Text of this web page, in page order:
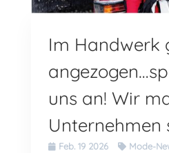
Im Handwerk
uns an! Wir
Unternehmen
Feb. 19 2026 Mode-